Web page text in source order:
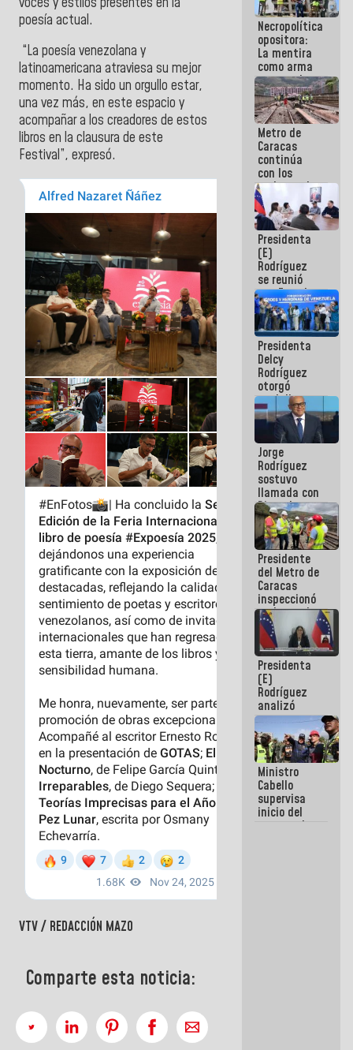
poesía actual.
“La poesía venezolana y
latinoamericana atraviesa su mejor
momento. Ha sido un orgullo estar,
una vez más, en este espacio y
acompañar a los creadores de estos
libros en la clausura de este
Festival”, expresó.
VTV / REDACCIÓN MAZO
Comparte esta noticia:
que haces
es
embarrarla
Necropolítica
opositora:
La mentira
como arma
contra el
Pueblo
Metro de
Caracas
continúa
con los
trabajos de
mantenimiento
e inspección
en la Línea 2
Presidenta
(E)
Rodríguez
se reunió
con Estado
Mayor
Eléctrico
para
abordar
planes de
acción
Presidenta
Delcy
Rodríguez
otorgó
medalla
"Héroe de
Venezuela"
a servidores
públicos
Jorge
Rodríguez
sostuvo
llamada con
Dinorah
Figuera y
acuerdan
primer
encuentro
presencial
para el
diálogo
Presidente
del Metro de
Caracas
inspeccionó
trabajos de
rehabilitación
y
modernización
de la vía
férrea
Presidenta
(E)
Rodríguez
analizó
junto a
gobernadores
planes de
recuperación
del Sistema
Eléctrico
Nacional
Ministro
Cabello
supervisa
inicio del
proceso de